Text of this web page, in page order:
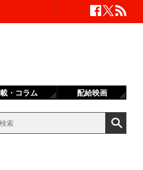
・コラム 配給映画